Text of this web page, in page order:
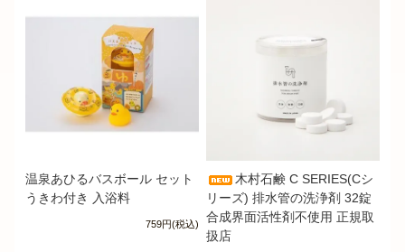
温泉あひるバスボール セット
うきわ付き 入浴料
759円(税込)
木村石鹸 C SERIES(Cシ
リーズ) 排水管の洗浄剤 32錠
合成界面活性剤不使用 正規取
扱店